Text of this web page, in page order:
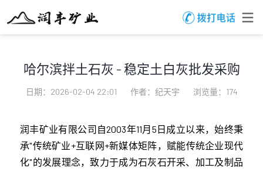
哈尔滨拌土石灰 - 稳定土白灰批发采购
日期：2026-02-04 22:01 作者：纪天宇 浏览量：174
润丰矿业有限公司自2003年11月5日成立以来，始终秉
承"传统矿业+互联网+新媒体矩阵，赋能传统企业现代
化"的发展理念，致力于成为石灰石开采、加工及制品